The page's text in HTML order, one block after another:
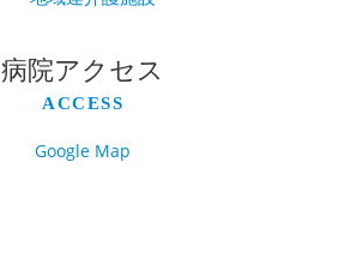
病院アクセス
ACCESS
Google Map